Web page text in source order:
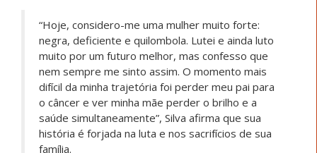
“Hoje, considero-me uma mulher muito forte:
negra, deficiente e quilombola. Lutei e ainda luto
muito por um futuro melhor, mas confesso que
nem sempre me sinto assim. O momento mais
difícil da minha trajetória foi perder meu pai para
o câncer e ver minha mãe perder o brilho e a
saúde simultaneamente”, Silva afirma que sua
história é forjada na luta e nos sacrifícios de sua
família.